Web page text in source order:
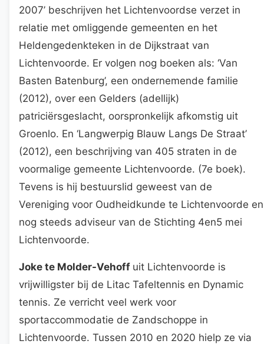
2007’ beschrijven het Lichtenvoordse verzet in
relatie met omliggende gemeenten en het
Heldengedenkteken in de Dijkstraat van
Lichtenvoorde. Er volgen nog boeken als: ‘Van
Basten Batenburg’, een ondernemende familie
(2012), over een Gelders (adellijk)
patriciërsgeslacht, oorspronkelijk afkomstig uit
Groenlo. En ‘Langwerpig Blauw Langs De Straat’
(2012), een beschrijving van 405 straten in de
voormalige gemeente Lichtenvoorde. (7e boek).
Tevens is hij bestuurslid geweest van de
Vereniging voor Oudheidkunde te Lichtenvoorde en
nog steeds adviseur van de Stichting 4en5 mei
Lichtenvoorde.
Joke te Molder-Vehoff uit Lichtenvoorde is
vrijwilligster bij de Litac Tafeltennis en Dynamic
tennis. Ze verricht veel werk voor
sportaccommodatie de Zandschoppe in
Lichtenvoorde. Tussen 2010 en 2020 hielp ze via